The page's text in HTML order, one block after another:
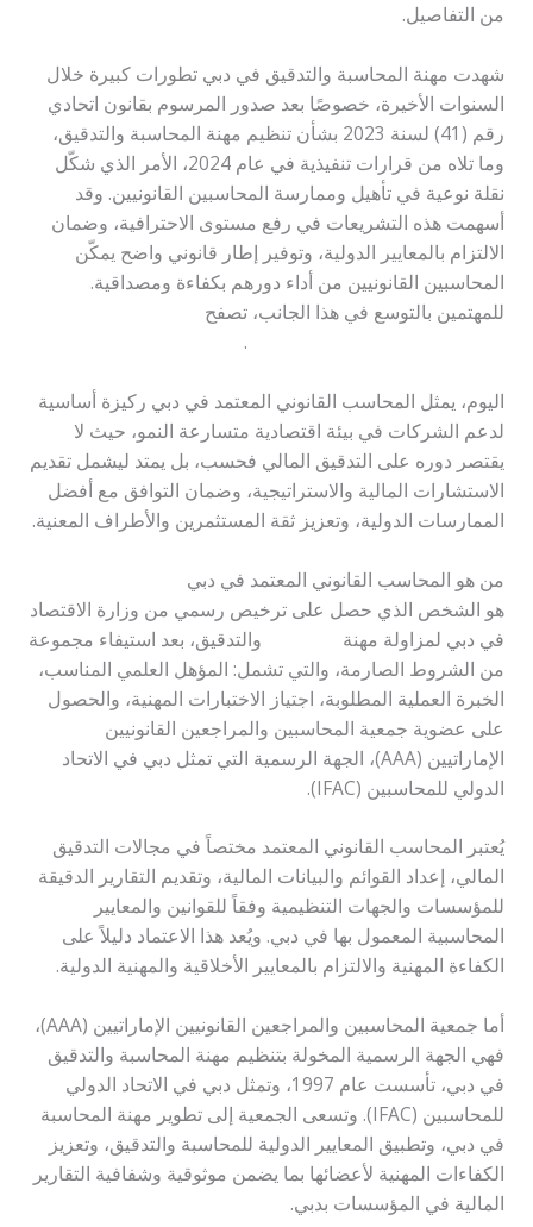
من التفاصيل.
شهدت مهنة المحاسبة والتدقيق في دبي تطورات كبيرة خلال
السنوات الأخيرة، خصوصًا بعد صدور المرسوم بقانون اتحادي
رقم (41) لسنة 2023 بشأن تنظيم مهنة المحاسبة والتدقيق،
وما تلاه من قرارات تنفيذية في عام 2024، الأمر الذي شكّل
نقلة نوعية في تأهيل وممارسة المحاسبين القانونيين. وقد
أسهمت هذه التشريعات في رفع مستوى الاحترافية، وضمان
الالتزام بالمعايير الدولية، وتوفير إطار قانوني واضح يمكّن
المحاسبين القانونيين من أداء دورهم بكفاءة ومصداقية.
للمهتمين بالتوسع في هذا الجانب، تصفحمحاسبة قانونية
اليوم، يمثل المحاسب القانوني المعتمد في دبي ركيزة أساسية
لدعم الشركات في بيئة اقتصادية متسارعة النمو، حيث لا
يقتصر دوره على التدقيق المالي فحسب، بل يمتد ليشمل تقديم
الاستشارات المالية والاستراتيجية، وضمان التوافق مع أفضل
الممارسات الدولية، وتعزيز ثقة المستثمرين والأطراف المعنية.
من هو المحاسب القانوني المعتمد في دبي
هو الشخص الذي حصل على ترخيص رسمي من وزارة الاقتصاد
في دبي لمزاولة مهنةالمحاسبة
والتدقيق، بعد استيفاء مجموعة
من الشروط الصارمة، والتي تشمل: المؤهل العلمي المناسب،
الخبرة العملية المطلوبة، اجتياز الاختبارات المهنية، والحصول
على عضوية جمعية المحاسبين والمراجعين القانونيين
الإماراتيين (AAA)، الجهة الرسمية التي تمثل دبي في الاتحاد
الدولي للمحاسبين (IFAC).
يُعتبر المحاسب القانوني المعتمد مختصاً في مجالات التدقيق
المالي، إعداد القوائم والبيانات المالية، وتقديم التقارير الدقيقة
للمؤسسات والجهات التنظيمية وفقاً للقوانين والمعايير
المحاسبية المعمول بها في دبي. ويُعد هذا الاعتماد دليلاً على
الكفاءة المهنية والالتزام بالمعايير الأخلاقية والمهنية الدولية.
أما جمعية المحاسبين والمراجعين القانونيين الإماراتيين (AAA)،
فهي الجهة الرسمية المخولة بتنظيم مهنة المحاسبة والتدقيق
في دبي، تأسست عام 1997، وتمثل دبي في الاتحاد الدولي
للمحاسبين (IFAC). وتسعى الجمعية إلى تطوير مهنة المحاسبة
في دبي، وتطبيق المعايير الدولية للمحاسبة والتدقيق، وتعزيز
الكفاءات المهنية لأعضائها بما يضمن موثوقية وشفافية التقارير
المالية في المؤسسات بدبي.